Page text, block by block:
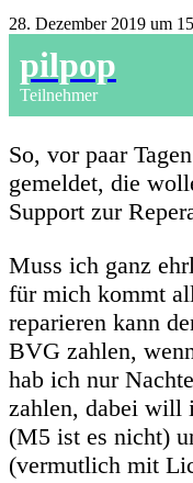
28. Dezember 2019 um
pilpop
Teilnehmer
So, vor paar
gemeldet, die
Support zur
Muss ich ganz
für mich kommt
reparieren kann
BVG zahlen,
hab ich nur
zahlen, dabei will
(M5 ist es nicht)
(vermutlich mit